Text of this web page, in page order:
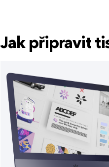
Jak připravit